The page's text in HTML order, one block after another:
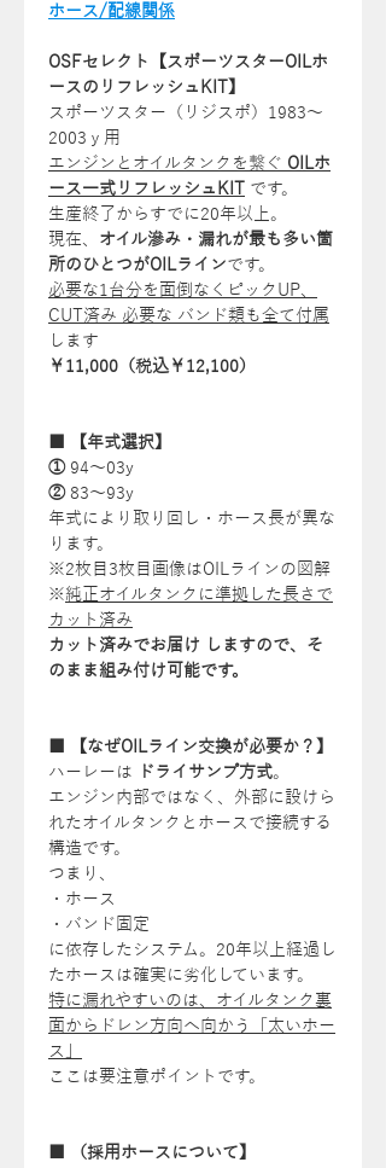
ホース/配線関係
OSFセレクト【スポーツスターOILホ
ースのリフレッシュKIT】
スポーツスター（リジ スポ） 1983～
2003ｙ用
エンジンとオイルタンクを繋ぐ OILホ
ース一式リフレッシュKIT
です。
生産終了からすでに20年以上。
現在、 オイル滲み・漏れが最も多い箇
所のひとつがOILラインです。
必要な1台分を面倒なくピックUP、
CUT済み 必要な バンド類も全て付属
します
￥11,000（税込￥12,100）
■ 【年式選択】
① 94～03y
② 83～93y
年式により取り回し・ホース長が異な
ります。
※2枚目3枚目画像はOILラインの図解
※純正オイルタンクに準拠した長さで
カット済み
カット済みでお届け しますので、そ
のまま組み付け可能です。
■ 【なぜOILライン交換が必要か？】
ハーレーは
ドライサンプ方式。
エンジン内部ではなく、外部に設けら
れたオイルタンクとホースで接続する
構造です。
つまり、
・ホース
・バンド固定
に依存したシステム。20年以上経過し
たホースは確実に劣化しています。
特に漏れやすいのは、オイルタンク裏
面からドレン方向へ向かう「太いホー
ス」
ここは要注意ポイントです。
■ （採用ホースについて】